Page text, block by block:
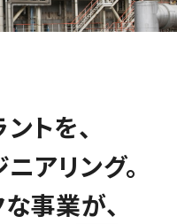
トを、
アリング。
事業が、